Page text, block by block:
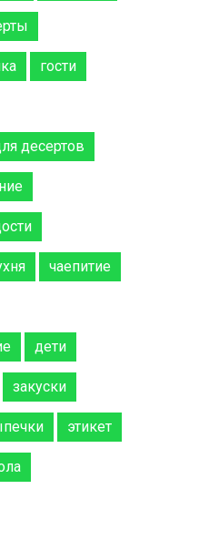
гости
десертов
чаепитие
дети
закуски
этикет